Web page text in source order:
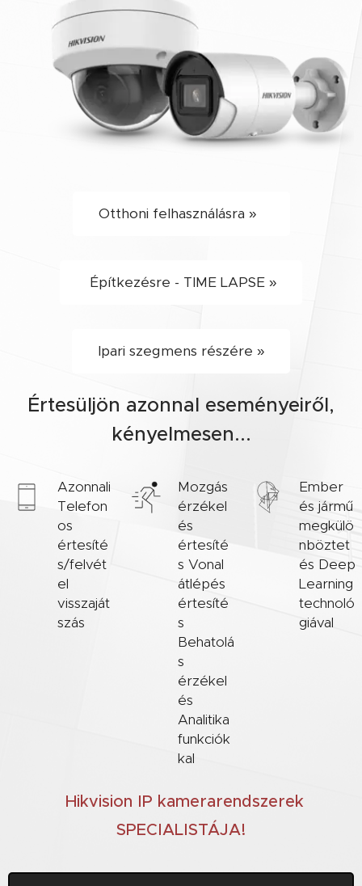
Otthoni felhasználásra »
Építkezésre - TIME LAPSE »
Ipari szegmens részére »
Értesüljön azonnal eseményeiről,
kényelmesen...
Azonnali
Telefon
os
értesíté
s/felvét
el
visszaját
szás
Mozgás
érzékel
és
értesíté
s Vonal
átlépés
értesíté
s
Behatolá
s
érzékel
és
Analitika
funkciók
kal
Ember
és jármű
megkülö
nböztet
és Deep
Learning
technoló
giával
Hikvision IP kamerarendszerek
SPECIALISTÁJA!